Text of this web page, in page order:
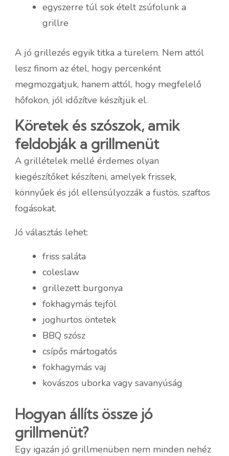
egyszerre túl sok ételt zsúfolunk a
grillre
A jó grillezés egyik titka a türelem. Nem attól
lesz finom az étel, hogy percenként
megmozgatjuk, hanem attól, hogy megfelelő
hőfokon, jól időzítve készítjük el.
Köretek és szószok, amik
feldobják a grillmenüt
A grillételek mellé érdemes olyan
kiegészítőket készíteni, amelyek frissek,
könnyűek és jól ellensúlyozzák a füstös, szaftos
fogásokat.
Jó választás lehet:
friss saláta
coleslaw
grillezett burgonya
fokhagymás tejföl
joghurtos öntetek
BBQ szósz
csípős mártogatós
fokhagymás vaj
kovászos uborka vagy savanyúság
Hogyan állíts össze jó
grillmenüt?
Egy igazán jó grillmenüben nem minden nehéz